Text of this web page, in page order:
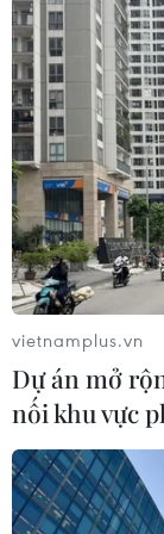
"Giữ trọn lời
người giữ bình
25/07/2026 23:03
NSND Đỗ
làm Giám đốc
Hồ Chí Minh
25/07/2026 10:12
"Lời hứa với
các Anh hùng
23/07/2026 23:06
vietnamplus.vn
Dự án mở
nối khu vực